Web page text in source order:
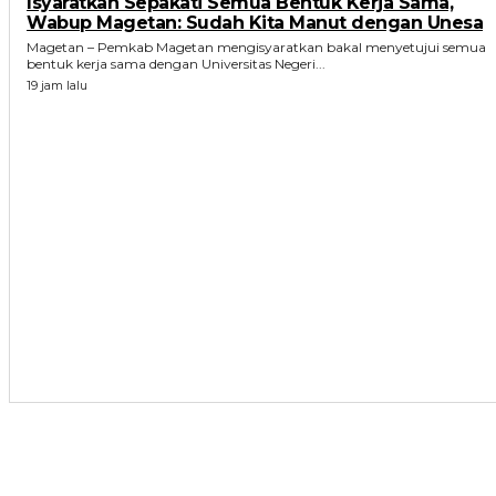
Wabup Magetan: Sudah Kita Manut dengan Unesa
Magetan – Pemkab Magetan mengisyaratkan bakal menyetujui semua
bentuk kerja sama dengan Universitas Negeri...
19 jam lalu